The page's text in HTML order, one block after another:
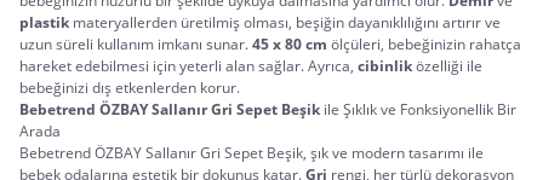
plastik materyallerden üretilmiş olması, beşiğin dayanıklılığını artırır ve
uzun süreli kullanım imkanı sunar.45 x 80 cm ölçüleri, bebeğinizin rahatça
hareket edebilmesi için yeterli alan sağlar. Ayrıca, cibinliközelliği ile
bebeğinizi dış etkenlerden korur.
Bebetrend ÖZBAY Sallanır Gri Sepet Beşik ile Şıklık ve Fonksiyonellik Bir
Arada
Bebetrend ÖZBAY Sallanır Gri Sepet Beşik, şık ve modern tasarımı ile
bebek odalarına estetik bir dokunuş katar.Gri rengi, her türlü dekorasyon